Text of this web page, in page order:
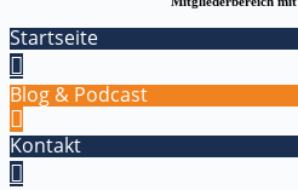
Startseite
Blog & Podcast
Kontakt